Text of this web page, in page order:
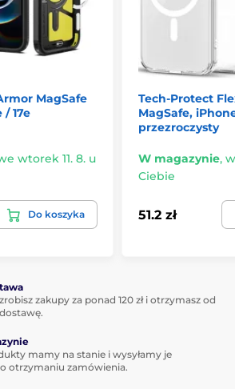
MagSafe
/ 17e
wtorek 11. 8. u
Do koszyka
Tech-Protect
MagSafe,
przezroczysty
W magazynie,
Ciebie
51.2 zł
zakupy za ponad 120 zł i otrzymasz od
mamy na stanie i wysyłamy je
otrzymaniu zamówienia.